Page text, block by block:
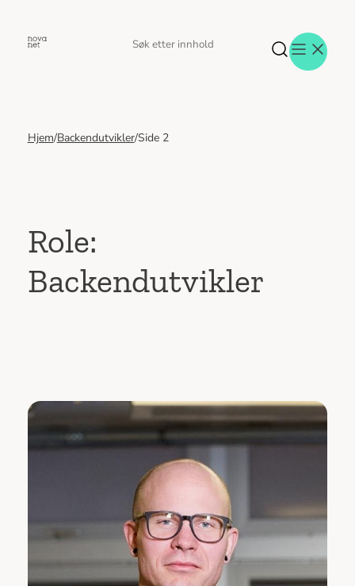
Aktuelt
Menneskene
Om oss
Jobb hos oss
Kontakt oss
Søk
Søk
Hjem/Backendutvikler/Side 2
Role:
Backendutvikler